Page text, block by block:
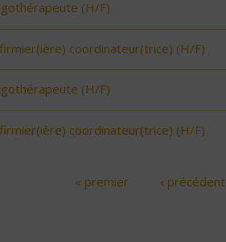
(H/F)
coordinateur(trice) (H/F)
(H/F)
coordinateur(trice) (H/F)
« premier ‹ précédent